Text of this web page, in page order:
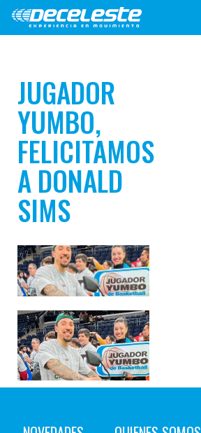
JUGADOR
YUMBO,
FELICITAMOS
A DONALD
SIMS